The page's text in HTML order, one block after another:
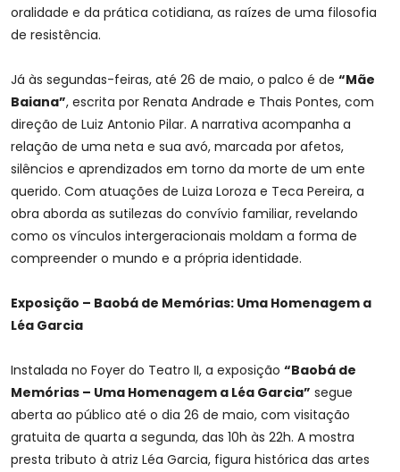
oralidade e da prática cotidiana, as raízes de uma filosofia
de resistência.
Já às segundas-feiras, até 26 de maio, o palco é de “Mãe
Baiana”, escrita por Renata Andrade e Thais Pontes, com
direção de Luiz Antonio Pilar. A narrativa acompanha a
relação de uma neta e sua avó, marcada por afetos,
silêncios e aprendizados em torno da morte de um ente
querido. Com atuações de Luiza Loroza e Teca Pereira, a
obra aborda as sutilezas do convívio familiar, revelando
como os vínculos intergeracionais moldam a forma de
compreender o mundo e a própria identidade.
Exposição – Baobá de Memórias: Uma Homenagem a
Léa Garcia
Instalada no Foyer do Teatro II, a exposição “Baobá de
Memórias – Uma Homenagem a Léa Garcia” segue
aberta ao público até o dia 26 de maio, com visitação
gratuita de quarta a segunda, das 10h às 22h. A mostra
presta tributo à atriz Léa Garcia, figura histórica das artes